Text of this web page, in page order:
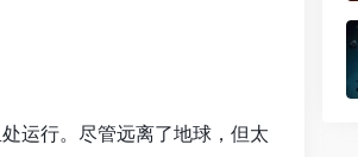
运行。尽管远离了地球，但太